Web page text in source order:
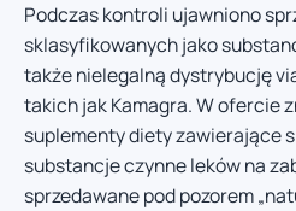
Podczas kontroli ujawniono
sklasyfikowanych jako
także nielegalną dystrybucję
takich jak Kamagra. W ofercie
suplementy diety zawierające
substancje czynne leków na
sprzedawane pod pozorem